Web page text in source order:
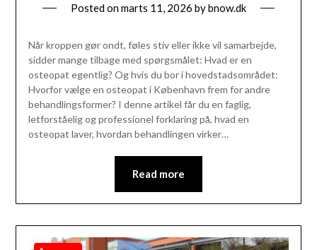
Posted onmarts 11, 2026 bybnow.dk
Når kroppen gør ondt, føles stiv eller ikke vil samarbejde,
sidder mange tilbage med spørgsmålet: Hvad er en
osteopat egentlig? Og hvis du bor i hovedstadsområdet:
Hvorfor vælge en osteopat i København frem for andre
behandlingsformer? I denne artikel får du en faglig,
letforståelig og professionel forklaring på, hvad en
osteopat laver, hvordan behandlingen virker…
Read more